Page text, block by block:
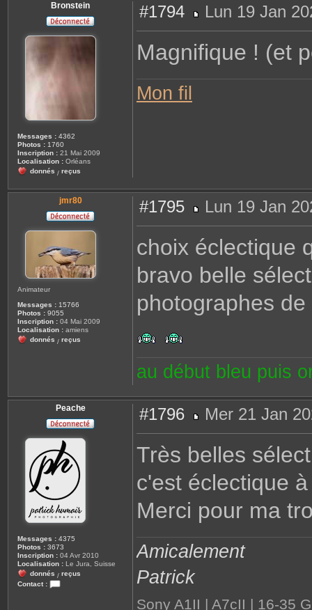
Bronstein
Messages : 4362
Photos : 1760
Inscription : 21 Mai 2009
Localisation : Orléans
donnés / reçus
#1794
e
s
Lun 19 Jan
Magnifique ! (et
Mon fil
jmr80
Animateur
Messages : 15766
Photos : 9055
Inscription : 04 Mai 2009
Localisation : amiens
donnés / reçus
#1795
e
s
a
e
Lun 19 Jan
choix éclectique
bravo belle
photographes
au début bleu puis
Peache
Messages : 4375
Photos : 3673
Inscription : 04 Avr 2010
Localisation : Le Jura, Suisse
donnés / reçus
Contact :
#1796
e
a
Mer 21 Jan
Très belles
c'est éclectique
Merci pour ma
Amicalement
Patrick
Sony A1II | A7cII | 16-35